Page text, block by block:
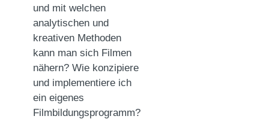
und mit welchen
analytischen und
kreativen Methoden
kann man sich Filmen
nähern? Wie konzipiere
und implementiere ich
ein eigenes
Filmbildungsprogramm?